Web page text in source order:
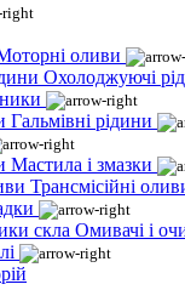
оливи
Охолоджуючі
Гальмівні рідини
Мастила і змазки
Трансмісійні
Омивачі і